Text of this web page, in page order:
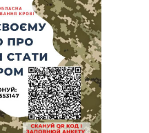
сплатити понад
зміни до договору
директора
інтернату
з країни грузина,